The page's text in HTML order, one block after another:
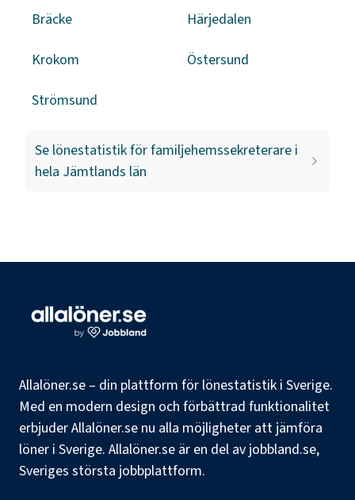
Bräcke Härjedalen
Krokom Östersund
Strömsund
Se lönestatistik förfamiljehemssekreterare i
hela Jämtlands län
Allalöner.se – din plattform för lönestatistik i Sverige.
Med en modern design och förbättrad funktionalitet
erbjuder Allalöner.se nu alla möjligheter att jämföra
löner i Sverige. Allalöner.se är en del av jobbland.se,
Sveriges största jobbplattform.